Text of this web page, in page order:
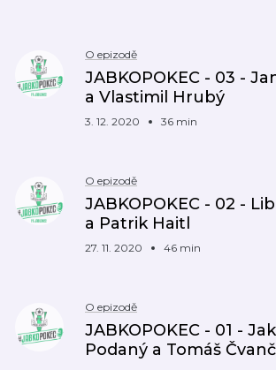
O epizodě
JABKOPOKEC - 03 -
a Vlastimil Hrubý
3. 12. 2020 36 min
O epizodě
JABKOPOKEC - 02 -
a Patrik Haitl
27. 11. 2020 46 min
O epizodě
JABKOPOKEC - 01 -
Podaný a Tomáš